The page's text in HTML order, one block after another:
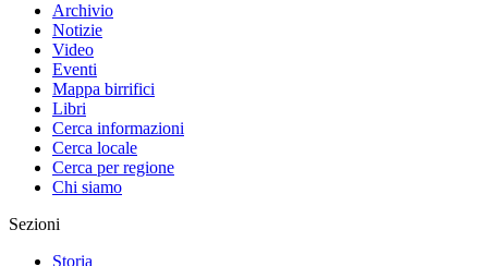
Archivio
Notizie
Video
Eventi
Mappa birrifici
Libri
Cerca informazioni
Cerca locale
Cerca per regione
Chi siamo
Sezioni
Storia